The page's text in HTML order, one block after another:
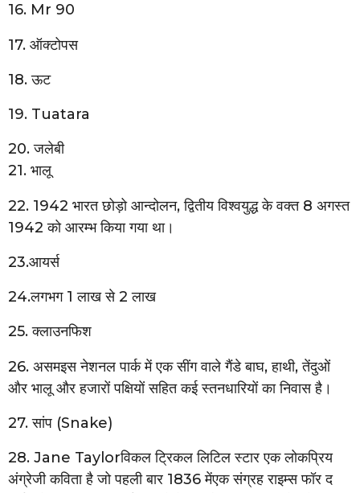
16. Mr 90
17. ऑक्टोपस
18. ऊट
19. Tuatara
20. जलेबी
21. भालू
22. 1942 भारत छोड़ो आन्दोलन, द्वितीय विश्वयुद्ध के वक्त 8 अगस्त
1942 को आरम्भ किया गया था।
23.आयर्स
24.लगभग 1 लाख से 2 लाख
25. क्लाउनफिश
26. असमइस नेशनल पार्क में एक सींग वाले गैंडे बाघ, हाथी, तेंदुओं
और भालू और हजारों पक्षियों सहित कई स्तनधारियों का निवास है।
27. सांप (Snake)
28. Jane Taylorविकल ट्रिकल लिटिल स्टार एक लोकप्रिय
अंग्रेजी कविता है जो पहली बार 1836 मेंएक संग्रह राइम्स फॉर द